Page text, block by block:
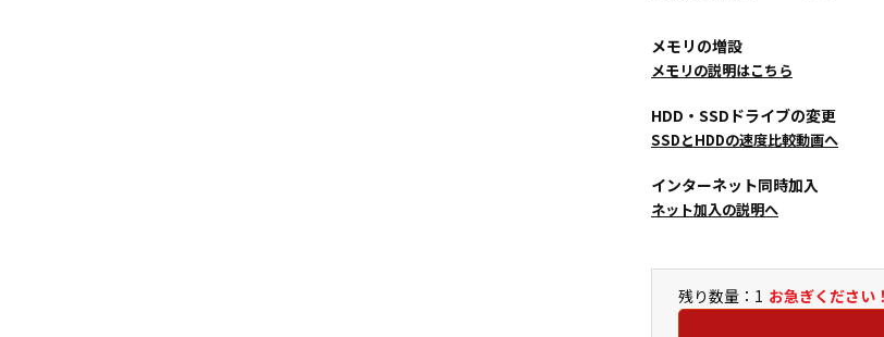
メモリの増設
メモリの説明はこちら
HDD・SSDドライブの変更
SSDとHDDの速度比較動画へ
インターネット同時加入
ネット加入の説明へ
残り数量：1 お急ぎください！